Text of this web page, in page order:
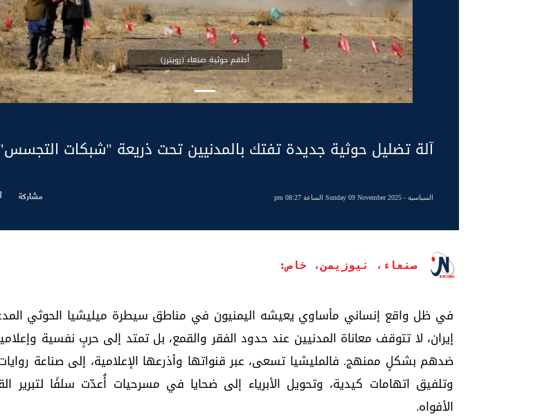
أطقم حوثية صنعاء (رويترز)
آلة تضليل حوثية جديدة تفتك بالمدنيين تحت ذريعة "شبكات
السياسية- Sunday 09 November 2025 الساعة 08:27 pm مشاركة
صنعاء، نيوزيمن، خاص:
في ظل واقع إنساني مأساوي يعيشه اليمنيون في مناطق سيطرة ميليشيا الحوثي
إيران، لا تتوقف معاناة المدنيين عند حدود الفقر والقمع، بل تمتد إلى حربٍ نفسية
ضدهم بشكلٍ ممنهج. فالمليشيا تسعى، عبر قنواتها وأذرعها الإعلامية، إلى صناعة
وتلفيق اتهامات كيدية، وتحويل الأبرياء إلى ضحايا في مسرحيات أُعدّت سلفًا لتبرير
الأفواه.